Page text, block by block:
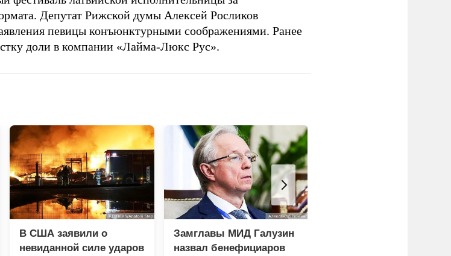
Депутат Рижской думы Алексей Росликов
певицы конъюнктурными соображениями. Ранее
доли в компании «Лайма-Люкс Рус».
В США заявили о
невиданной силе ударов
Замглавы МИД Галузин
назвал бенефициаров